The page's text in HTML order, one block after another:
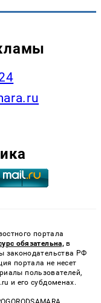
портала
обязательна, в
законодательства РФ
портала не несет
пользователей,
и его субдоменах.